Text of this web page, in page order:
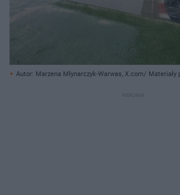
Autor: Marzena Młynarczyk-Warwas, X.com/ Materiały